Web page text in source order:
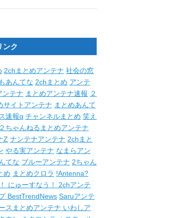
ンク
2chまとめアンテナ 社会の窓
あんてな 2chまとめ アンテ
ンテナ まとめアンテナ速報 ２
サイトアンテナ まとめあんて
速報α チャンネルまとめ 笑え
２ちゃんねるまとめアンテナ
Z ナンテナアンテナ 2chまと
やる実アンテナ なまらアン
てな ブルーアンテナ 2ちゃん
め まとめクロラ !Antenna?
にゅーすなう！ 2chアンテ
BestTrendNews Saruアンテ
スまとめアンテナ いわしア